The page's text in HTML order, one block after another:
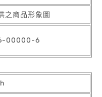
之商品形象圖
00000-6